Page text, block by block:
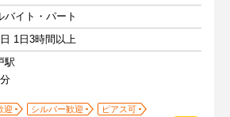
バイト・パート
1日3時間以上
駅
迎 シルバー歓迎
ピアス可